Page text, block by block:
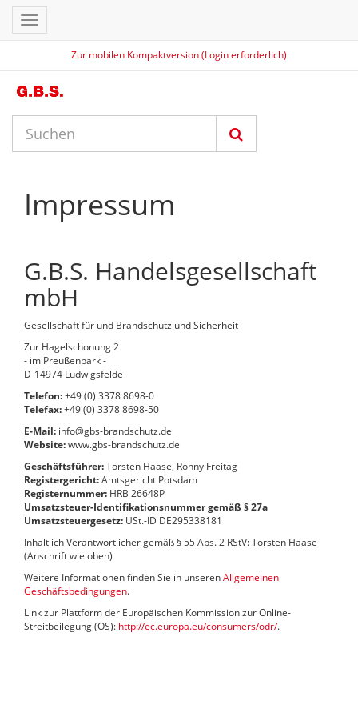
Zur mobilen Kompaktversion (Login erforderlich)
Toggle
navigation
Impressum
G.B.S. Handelsgesellschaft
mbH
Gesellschaft für und Brandschutz und Sicherheit
Zur Hagelschonung 2
- im Preußenpark -
D-14974 Ludwigsfelde
Telefon:+49 (0) 3378 8698-0
Telefax:+49 (0) 3378 8698-50
E-Mail: info@gbs-brandschutz.de
Website:www.gbs-brandschutz.de
Geschäftsführer:Torsten Haase, Ronny Freitag
Registergericht:Amtsgericht Potsdam
Registernummer: HRB 26648P
Umsatzsteuer-Identifikationsnummer gemäß § 27a
Umsatzsteuergesetz: USt.-ID DE295338181
Inhaltlich Verantwortlicher gemäß § 55 Abs. 2 RStV: Torsten Haase
(Anschrift wie oben)
Weitere Informationen finden Sie in unserenAllgemeinen
Geschäftsbedingungen.
Link zur Plattform der Europäischen Kommission zur Online-
Streitbeilegung (OS): http://ec.europa.eu/consumers/odr/.